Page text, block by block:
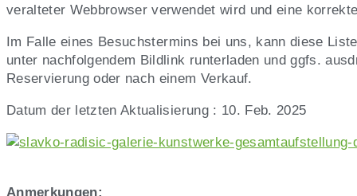
veralteter Webbrowser verwendet wird und eine
Im Falle eines Besuchstermins bei uns, kann diese
unter nachfolgendem Bildlink runterladen und ggfs.
Reservierung oder nach einem Verkauf.
Datum der letzten Aktualisierung : 10. Feb. 2025
Anmerkungen: